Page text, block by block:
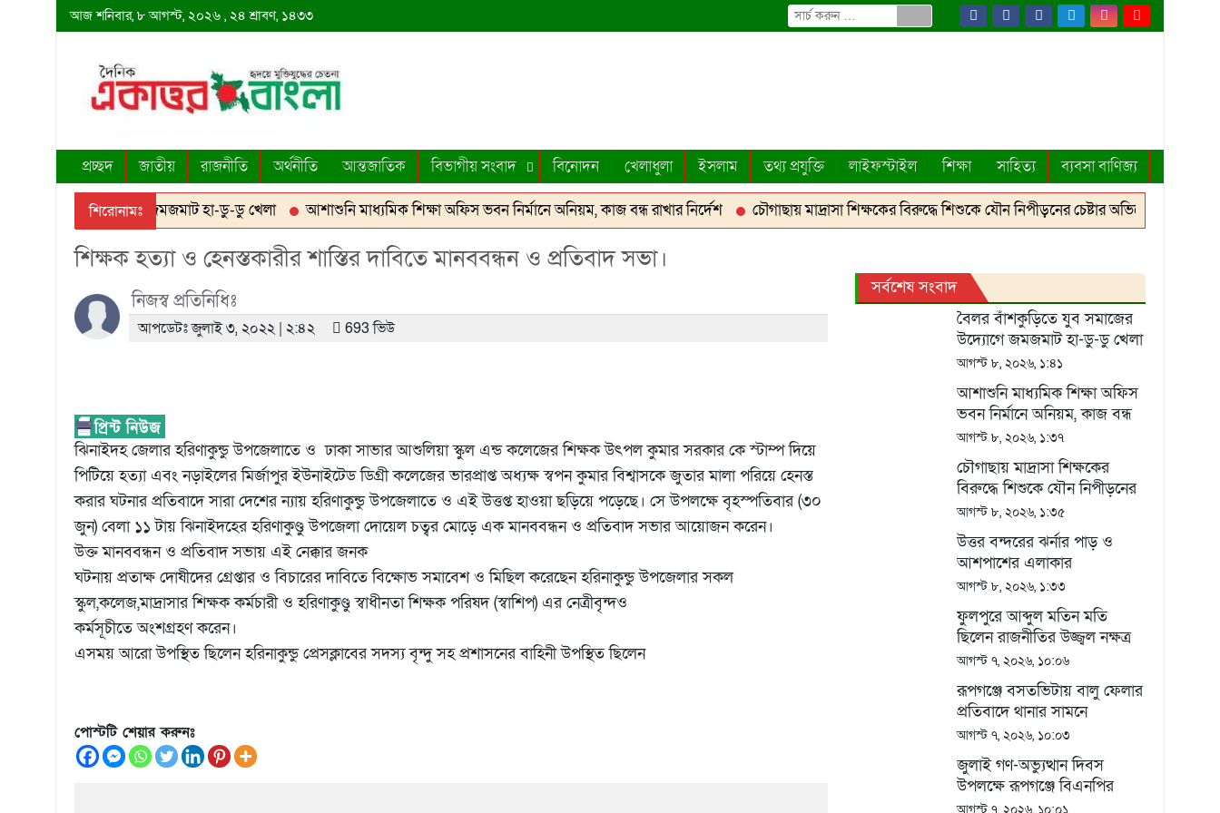
আজশনিবার, ৮ আগস্ট, ২০২৬ , ২৪ শ্রাবণ, ১৪৩৩
প্রচ্ছদ জাতীয় রাজনীতি অর্থনীতি আন্তজাতিক বিভাগীয় সংবাদ বিনোদন খেলাধুলা ইসলাম তথ্য প্রযুক্তি লাইফস্টাইল শিক্ষা সাহিত্য ব্যবসা বাণিজ্য
শিরোনামঃ
যুব সমাজের উদ্যোগে জমজমাট হা-ডু-ডু খেলা আশাশুনি মাধ্যমিক শিক্ষা অফিস ভবন নির্মানে অনিয়ম, কাজ বন্ধ রাখার নির্দেশ
চৌগাছায় মাদ্রাসা শিক্ষকের বিরুদ্ধে শিশুকে যৌন নিপীড়নের চেষ্টার অভিযোগ,
ডাকাতি করে পালানোর সময় লুন্ঠিত মালামালসহ ছয় ডাকাত গ্রেফতার \ মাইক্রোবাস জব্দ
আশাশুনিতে পার্টনার ফিল্ড স্কুল কংগ্রেস অনুষ্ঠিত
শিক্ষক হত্যা ও হেনস্তকারীর শাস্তির দাবিতে মানববন্ধন ও প্রতিবাদ সভা।
নিজস্ব প্রতিনিধিঃ
আপডেটঃ জুলাই ৩, ২০২২ | ২:৪২ 693 ভিউ
ঝিনাইদহ জেলার হরিণাকুন্ডু উপজেলাতে ও ঢাকা সাভার আশুলিয়া স্কুল এন্ড কলেজের শিক্ষক উৎপল কুমার সরকার কে স্টাম্প দিয়ে
পিটিয়ে হত্যা এবং নড়াইলের মির্জাপুর ইউনাইটেড ডিগ্রী কলেজের ভারপ্রাপ্ত অধ্যক্ষ স্বপন কুমার বিশ্বাসকে জুতার মালা পরিয়ে হেনস্ত
করার ঘটনার প্রতিবাদে সারা দেশের ন্যায় হরিণাকুন্ডু উপজেলাতে ও এই উত্তপ্ত হাওয়া ছড়িয়ে পড়েছে। সে উপলক্ষে বৃহস্পতিবার (৩০
জুন) বেলা ১১ টায় ঝিনাইদহের হরিণাকুণ্ডু উপজেলা দোয়েল চত্বর মোড়ে এক মানববন্ধন ও প্রতিবাদ সভার আয়োজন করেন।
উক্ত মানববন্ধন ও প্রতিবাদ সভায় এই নেক্কার জনক
ঘটনায় প্রতাক্ষ দোষীদের গ্রেপ্তার ও বিচারের দাবিতে বিক্ষোভ সমাবেশ ও মিছিল করেছেন হরিনাকুন্ডু উপজেলার সকল
স্কুল,কলেজ,মাদ্রাসার শিক্ষক কর্মচারী ও হরিণাকুণ্ডু স্বাধীনতা শিক্ষক পরিষদ (স্বাশিপ) এর নেত্রীবৃন্দও
কর্মসূচীতে অংশগ্রহণ করেন।
এসময় আরো উপস্থিত ছিলেন হরিনাকুন্ডু প্রেসক্লাবের সদস্য বৃন্দু সহ প্রশাসনের বাহিনী উপস্থিত ছিলেন
পোস্টটি শেয়ার করুনঃ
সর্বশেষ সংবাদ
বৈলর বাঁশকুড়িতে যুব সমাজের
উদ্যোগে জমজমাট হা-ডু-ডু খেলা
আগস্ট ৮, ২০২৬, ১:৪১
আশাশুনি মাধ্যমিক শিক্ষা অফিস
ভবন নির্মানে অনিয়ম, কাজ বন্ধ
রাখার নির্দেশ
আগস্ট ৮, ২০২৬, ১:৩৭
চৌগাছায় মাদ্রাসা শিক্ষকের
বিরুদ্ধে শিশুকে যৌন নিপীড়নের
চেষ্টার অভিযোগ, গণপিটুনির পর
আটক
আগস্ট ৮, ২০২৬, ১:৩৫
উত্তর বন্দরের ঝর্নার পাড় ও
আশপাশের এলাকার
মাদকবিরোধী মতবিনিময় সভা
আগস্ট ৮, ২০২৬, ১:৩৩
ফুলপুরে আব্দুল মতিন মতি
ছিলেন রাজনীতির উজ্জ্বল নক্ষত্র
মোতাহার তালুকদার
আগস্ট ৭, ২০২৬, ১০:০৬
রূপগঞ্জে বসতভিটায় বালু ফেলার
প্রতিবাদে থানার সামনে
গণঅভিযোগ ও মানববন্ধন
আগস্ট ৭, ২০২৬, ১০:০৩
জুলাই গণ-অভ্যুত্থান দিবস
উপলক্ষে রূপগঞ্জে বিএনপির
আনন্দ শোভাযাত্রা